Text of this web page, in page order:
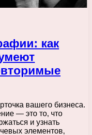
как
вашего бизнеса.
— это то, что
и узнать
элементов,